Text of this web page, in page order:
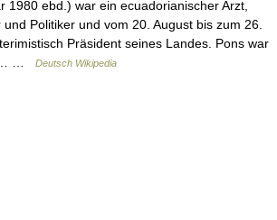
1980 ebd.) war ein ecuadorianischer Arzt,
Politiker und vom 20. August bis zum 26.
Präsident seines Landes. Pons war
…
Deutsch Wikipedia